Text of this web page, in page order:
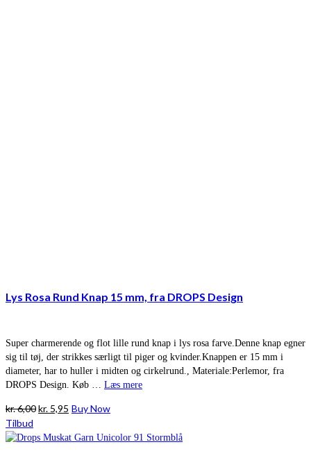
Lys Rosa Rund Knap 15 mm, fra DROPS Design
Super charmerende og flot lille rund knap i lys rosa farve.Denne knap egner
sig til tøj, der strikkes særligt til piger og kvinder.Knappen er 15 mm i
diameter, har to huller i midten og cirkelrund., Materiale:Perlemor, fra
DROPS Design. Køb … Læs mere
kr.6,00Den
pris
kr. 5,95 Den
pris
Buy Now
Tilbud